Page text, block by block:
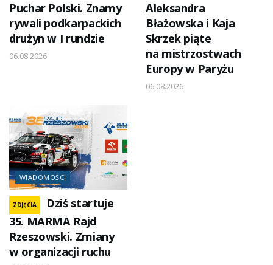
Puchar Polski. Znamy
rywali podkarpackich
drużyn w I rundzie
06.08.2026
Aleksandra
Błażowska i Kaja
Skrzek piąte
na mistrzostwach
Europy w Paryżu
06.08.2026
WIADOMOŚCI
ZDJĘCIA
Dziś startuje
35. MARMA Rajd
Rzeszowski. Zmiany
w organizacji ruchu